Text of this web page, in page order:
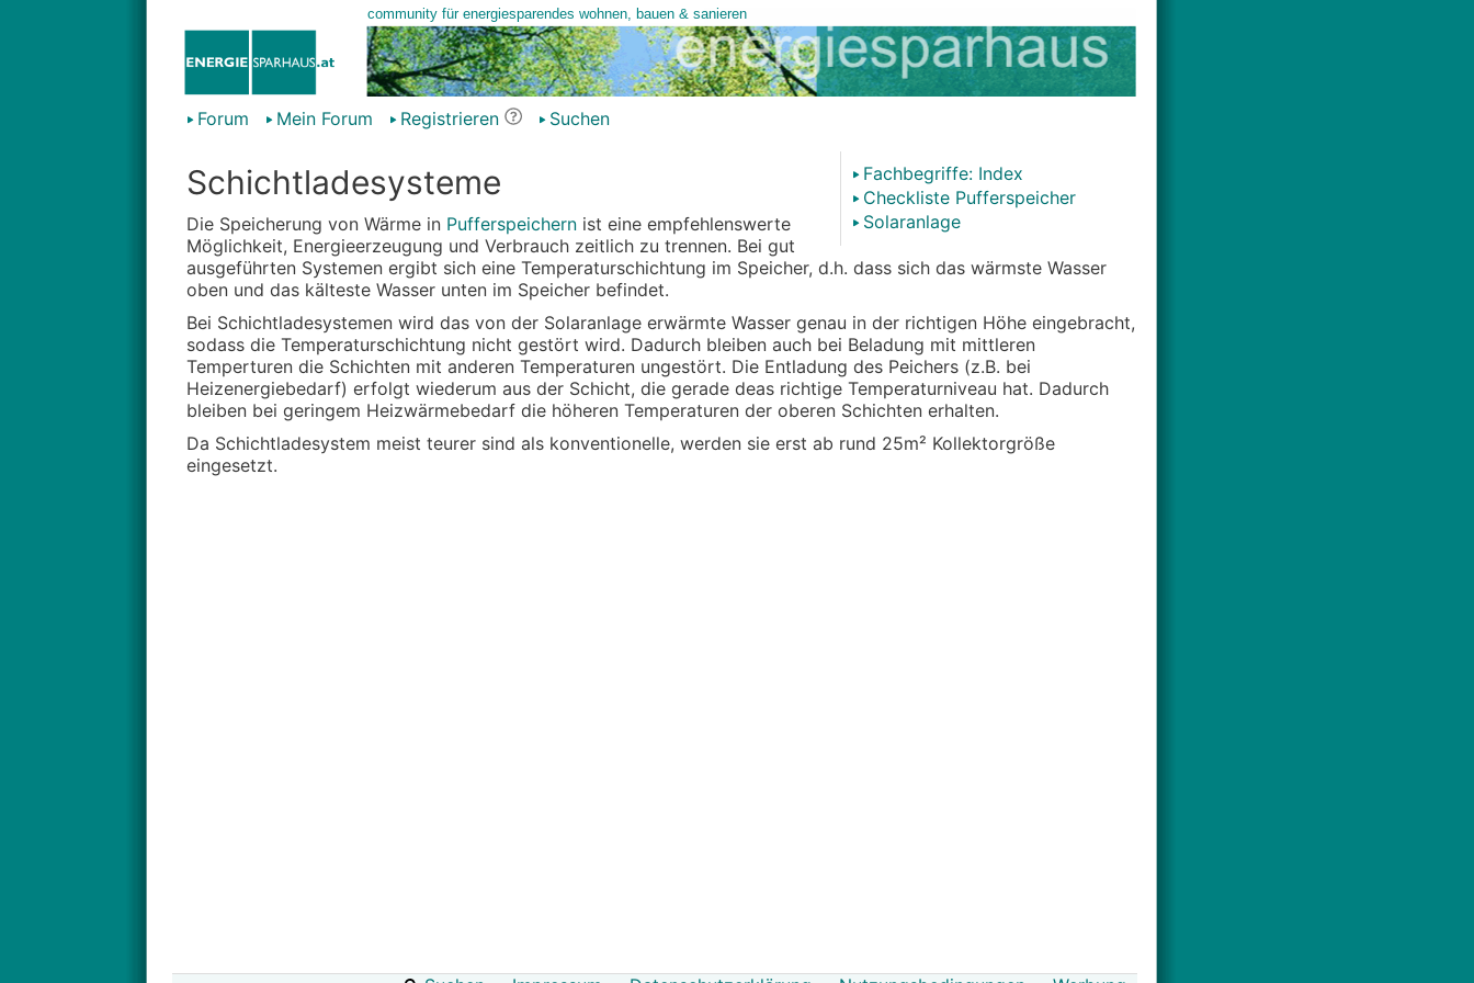
Forum Mein Forum Registrieren Suchen
Fachbegriffe: Index
Checkliste Pufferspeicher
Solaranlage
Schichtladesysteme
Die Speicherung von Wärme in Pufferspeichernist eine empfehlenswerte
Möglichkeit, Energieerzeugung und Verbrauch zeitlich zu trennen. Bei gut
ausgeführten Systemen ergibt sich eine Temperaturschichtung im Speicher, d.h. dass sich das wärmste Wasser
oben und das kälteste Wasser unten im Speicher befindet.
Bei Schichtladesystemen wird das von der Solaranlage erwärmte Wasser genau in der richtigen Höhe eingebracht,
sodass die Temperaturschichtung nicht gestört wird. Dadurch bleiben auch bei Beladung mit mittleren
Temperturen die Schichten mit anderen Temperaturen ungestört. Die Entladung des Peichers (z.B. bei
Heizenergiebedarf) erfolgt wiederum aus der Schicht, die gerade deas richtige Temperaturniveau hat. Dadurch
bleiben bei geringem Heizwärmebedarf die höheren Temperaturen der oberen Schichten erhalten.
Da Schichtladesystem meist teurer sind als konventionelle, werden sie erst ab rund 25m² Kollektorgröße
eingesetzt.